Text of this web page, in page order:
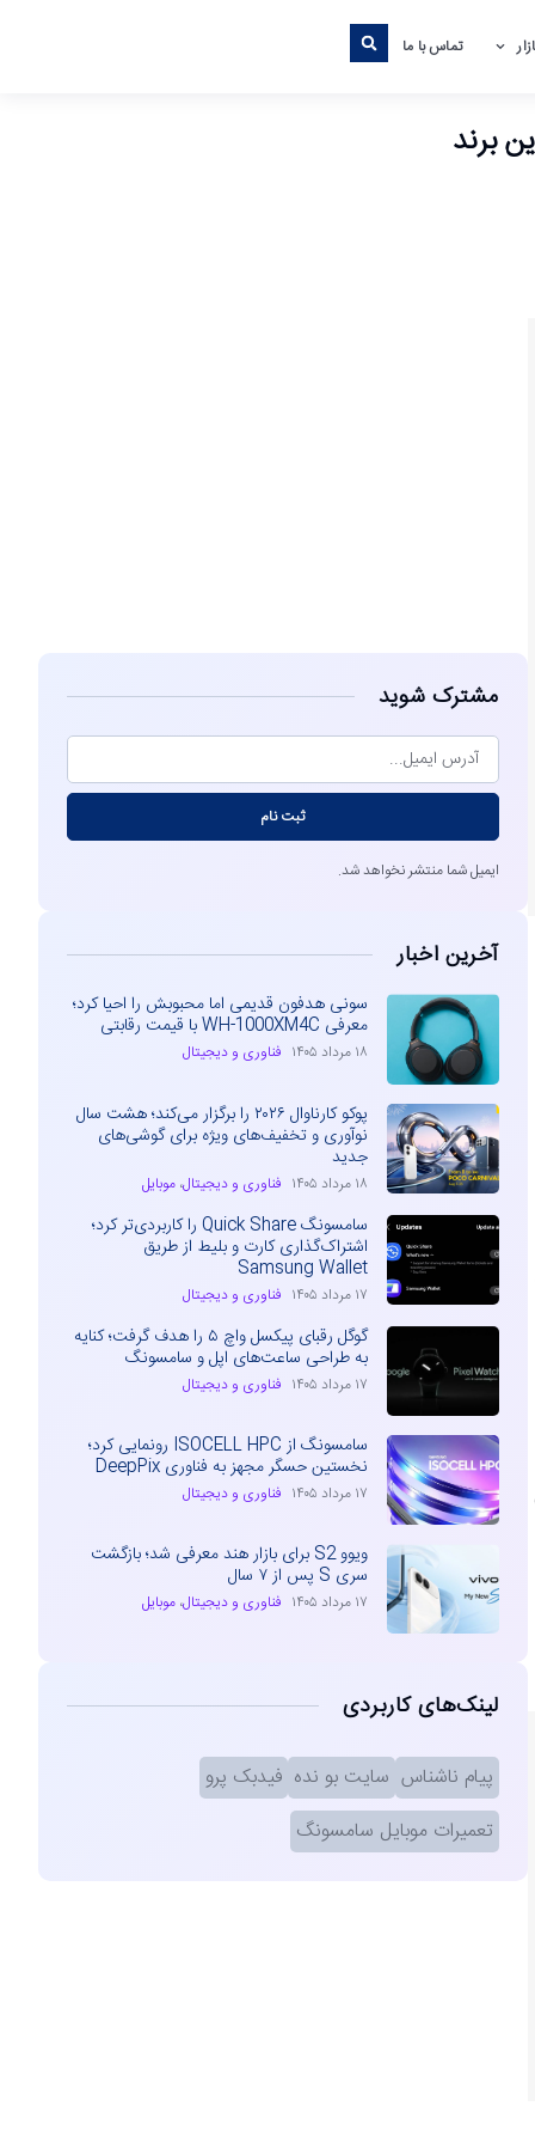
تماس با ما
مشترک شوید
ثبت نام
ایمیل شما منتشر نخواهد شد.
آخرین اخبار
سونی هدفون قدیمی اما محبوبش را احیا کرد؛
معرفی WH-1000XM4C با قیمت رقابتی
۱۸ مرداد ۱۴۰۵ فناوری و دیجیتال
پوکو کارناوال ۲۰۲۶ را برگزار می‌کند؛ هشت سال
نوآوری و تخفیف‌های ویژه برای گوشی‌های
جدید
۱۸ مرداد ۱۴۰۵ فناوری و دیجیتال،موبایل
سامسونگ Quick Share را کاربردی‌تر کرد؛
اشتراک‌گذاری کارت و بلیط از طریق
Samsung Wallet
۱۷ مرداد ۱۴۰۵ فناوری و دیجیتال
گوگل رقبای پیکسل واچ ۵ را هدف گرفت؛ کنایه
به طراحی ساعت‌های اپل و سامسونگ
۱۷ مرداد ۱۴۰۵ فناوری و دیجیتال
سامسونگ از ISOCELL HPC رونمایی کرد؛
نخستین حسگر مجهز به فناوری DeepPix
۱۷ مرداد ۱۴۰۵ فناوری و دیجیتال
ویوو S2 برای بازار هند معرفی شد؛ بازگشت
سری S پس از ۷ سال
۱۷ مرداد ۱۴۰۵ فناوری و دیجیتال،موبایل
لینک‌های کاربردی
پیام ناشناس سایت بو نده فیدبک پرو
تعمیرات موبایل سامسونگ